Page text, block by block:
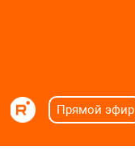
Прямой эфир